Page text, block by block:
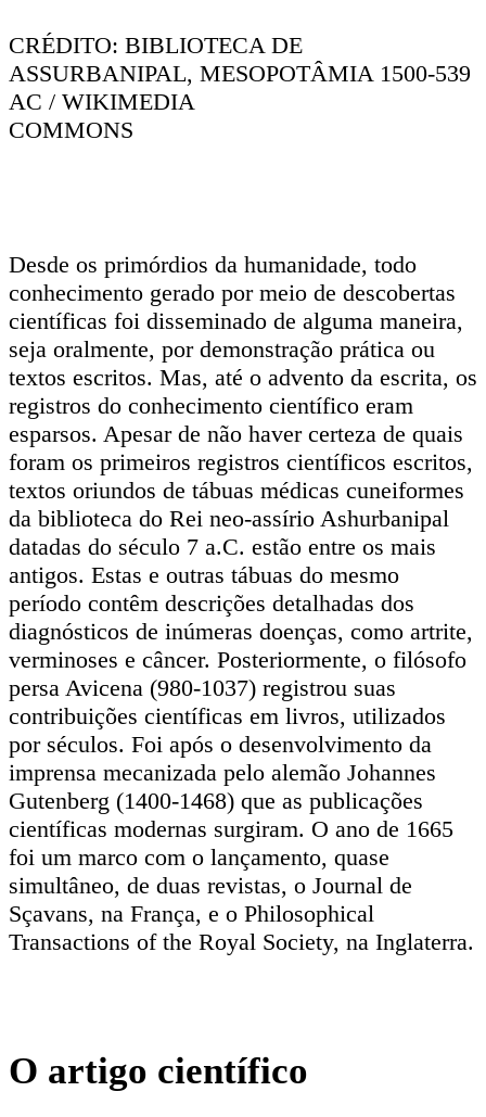
CRÉDITO: BIBLIOTECA DE
ASSURBANIPAL, MESOPOTÂMIA 1500-539
AC / WIKIMEDIA
COMMONS
Desde os primórdios da humanidade, todo
conhecimento gerado por meio de descobertas
científicas foi disseminado de alguma maneira,
seja oralmente, por demonstração prática ou
textos escritos. Mas, até o advento da escrita, os
registros do conhecimento científico eram
esparsos. Apesar de não haver certeza de quais
foram os primeiros registros científicos escritos,
textos oriundos de tábuas médicas cuneiformes
da biblioteca do Rei neo-assírio Ashurbanipal
datadas do século 7 a.C. estão entre os mais
antigos. Estas e outras tábuas do mesmo
período contêm descrições detalhadas dos
diagnósticos de inúmeras doenças, como artrite,
verminoses e câncer. Posteriormente, o filósofo
persa Avicena (980-1037) registrou suas
contribuições científicas em livros, utilizados
por séculos. Foi após o desenvolvimento da
imprensa mecanizada pelo alemão Johannes
Gutenberg (1400-1468) que as publicações
científicas modernas surgiram. O ano de 1665
foi um marco com o lançamento, quase
simultâneo, de duas revistas, o Journal de
Sçavans, na França, e o Philosophical
Transactions of the Royal Society, na Inglaterra.
O artigo científico